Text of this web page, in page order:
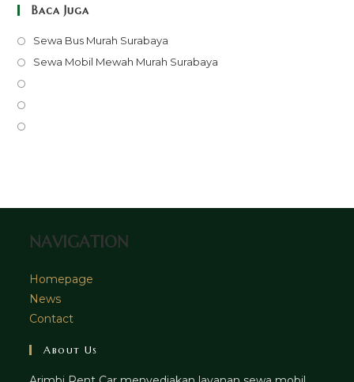
Baca Juga
Sewa Bus Murah Surabaya
in
Sewa Mobil Mewah Murah Surabaya
tab
NAVIGATION
Homepage
News
Contact
About Us